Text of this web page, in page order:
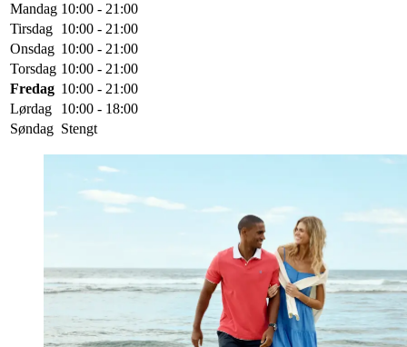
Mandag 10:00 - 21:00
Tirsdag 10:00 - 21:00
Onsdag 10:00 - 21:00
Torsdag 10:00 - 21:00
Fredag 10:00 - 21:00
Lørdag
10:00 - 18:00
Søndag Stengt